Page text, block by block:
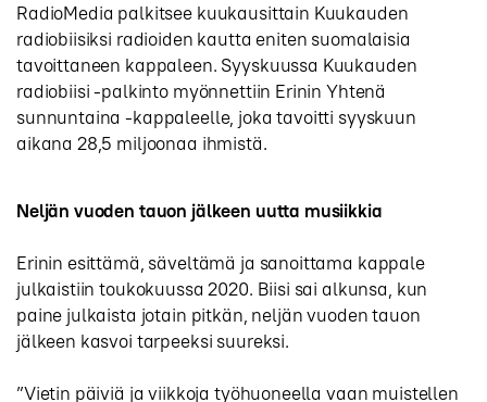
RadioMedia palkitsee kuukausittain Kuukauden
radiobiisiksi radioiden kautta eniten suomalaisia
tavoittaneen kappaleen. Syyskuussa Kuukauden
radiobiisi -palkinto myönnettiin Erinin Yhtenä
sunnuntaina -kappaleelle, joka tavoitti syyskuun
aikana 28,5 miljoonaa ihmistä.
Neljän vuoden tauon jälkeen uutta musiikkia
Erinin esittämä, säveltämä ja sanoittama kappale
julkaistiin toukokuussa 2020. Biisi sai alkunsa, kun
paine julkaista jotain pitkän, neljän vuoden tauon
jälkeen kasvoi tarpeeksi suureksi.
”Vietin päiviä ja viikkoja työhuoneella vaan muistellen